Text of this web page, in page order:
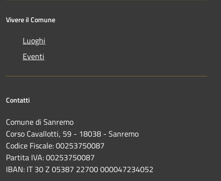
Vivere il Comune
Luoghi
Eventi
Contatti
Comune di Sanremo
Corso Cavallotti, 59 - 18038 - Sanremo
Codice Fiscale: 00253750087
Partita IVA: 00253750087
IBAN: IT 30 Z 05387 22700 000047234052